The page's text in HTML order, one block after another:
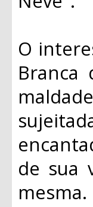
O
Branca
de sua
mesma.